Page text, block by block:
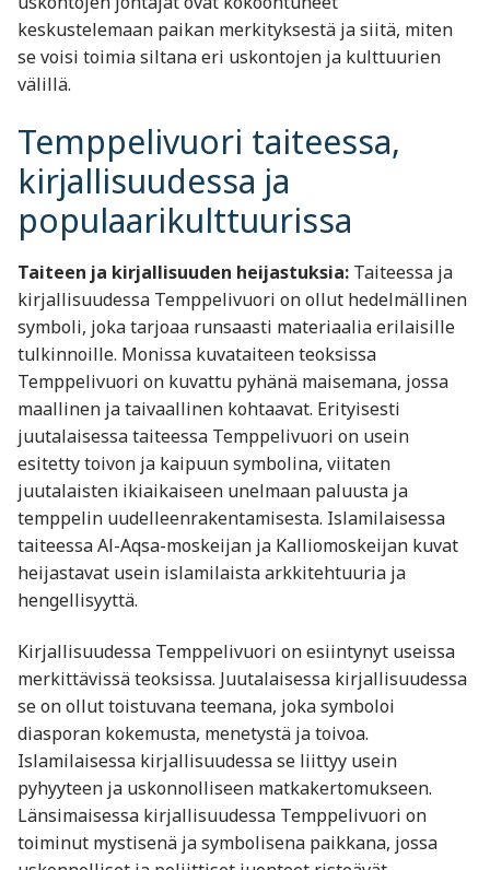
keskustelemaan paikan merkityksestä ja siitä, miten
se voisi toimia siltana eri uskontojen ja kulttuurien
välillä.
Temppelivuori taiteessa,
kirjallisuudessa ja
populaarikulttuurissa
Taiteen ja kirjallisuuden heijastuksia: Taiteessa ja
kirjallisuudessa Temppelivuori on ollut hedelmällinen
symboli, joka tarjoaa runsaasti materiaalia erilaisille
tulkinnoille. Monissa kuvataiteen teoksissa
Temppelivuori on kuvattu pyhänä maisemana, jossa
maallinen ja taivaallinen kohtaavat. Erityisesti
juutalaisessa taiteessa Temppelivuori on usein
esitetty toivon ja kaipuun symbolina, viitaten
juutalaisten ikiaikaiseen unelmaan paluusta ja
temppelin uudelleenrakentamisesta. Islamilaisessa
taiteessa Al-Aqsa-moskeijan ja Kalliomoskeijan kuvat
heijastavat usein islamilaista arkkitehtuuria ja
hengellisyyttä.
Kirjallisuudessa Temppelivuori on esiintynyt useissa
merkittävissä teoksissa. Juutalaisessa kirjallisuudessa
se on ollut toistuvana teemana, joka symboloi
diasporan kokemusta, menetystä ja toivoa.
Islamilaisessa kirjallisuudessa se liittyy usein
pyhyyteen ja uskonnolliseen matkakertomukseen.
Länsimaisessa kirjallisuudessa Temppelivuori on
toiminut mystisenä ja symbolisena paikkana, jossa